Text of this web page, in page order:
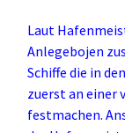
Laut
Anlegebojen
Schiffe die in
zuerst an einer
festmachen.